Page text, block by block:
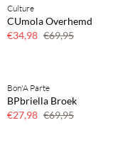
SAVE20
Culture
CUmola Overhemd
€34,98 €69,95
SAVE20
Bon'A Parte
BPbriella Broek
€27,98 €69,95